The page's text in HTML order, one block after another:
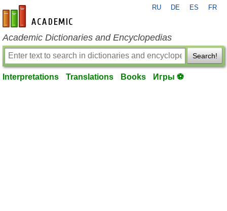
en-academic.com
RU DE ES FR
Academic Dictionaries and Encyclopedias
Search!
Interpretations Translations Books Игры ⚽